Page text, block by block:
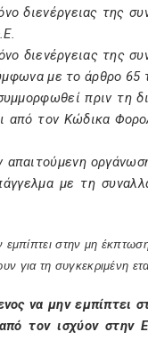
διενέργειας της
διενέργειας της
με το άρθρο 65
πριν τη
από τον Κώδικα
με τη
εμπίπτει στην μη
για τη συγκεκριμένη
να μην
τον ισχύον στην